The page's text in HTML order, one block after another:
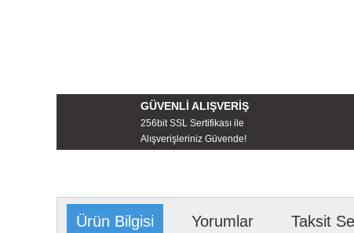
GÜVENLİ ALIŞVERİŞ
256bit SSL Sertifikası ile
Alışverişleriniz Güvende!
Ürün Bilgisi Yorumlar Taksit